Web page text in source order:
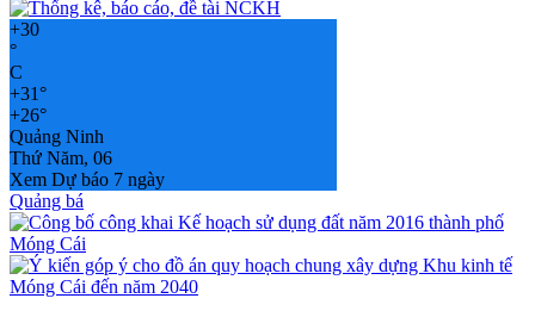
+30
°
C
+31°
+26°
Quảng Ninh
Thứ Năm, 06
Xem Dự báo 7 ngày
Quảng bá